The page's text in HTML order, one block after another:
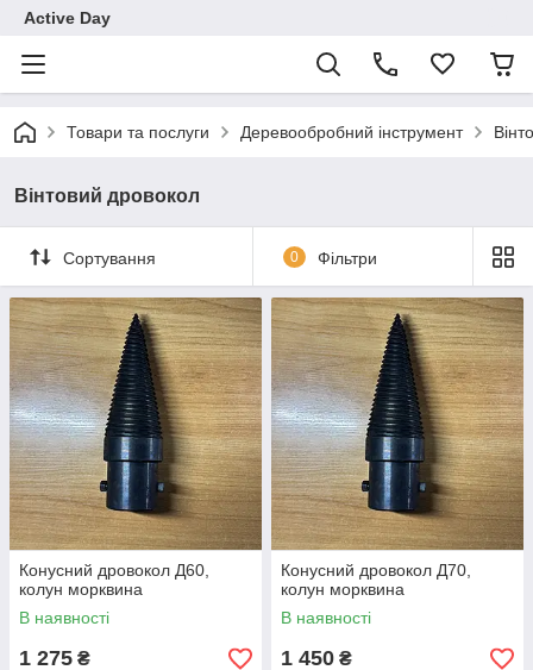
Active Day
Товари та послуги Деревообробний інструмент
Вінтовий дровокол
Сортування 0 Фільтри
Конусний дровокол Д60,
колун морквина
В наявності
1 275 ₴
Конусний дровокол Д70,
колун морквина
В наявності
1 450 ₴